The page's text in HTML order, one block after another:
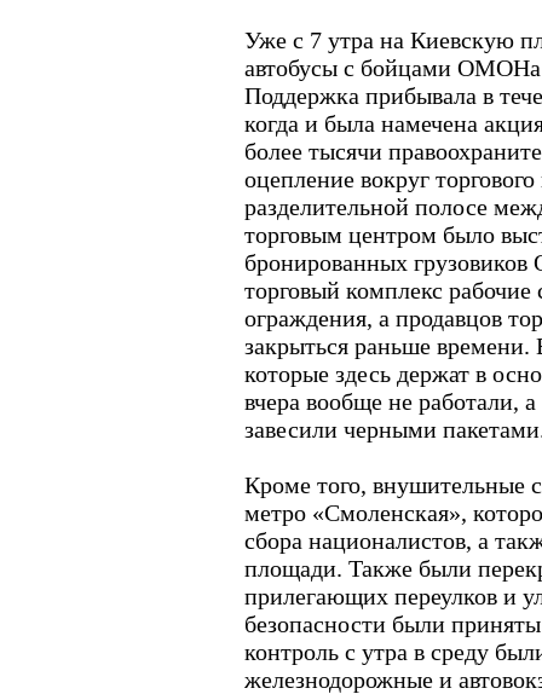
Уже с 7 утра на Киевскую
автобусы с бойцами ОМОНа
Поддержка прибывала в
когда и была намечена
более тысячи
оцепление вокруг
разделительной полосе
торговым центром было
бронированных
торговый комплекс
ограждения, а продавцов
закрыться раньше времени.
которые здесь держат в
вчера вообще не работали,
завесили черными
Кроме того, внушительные
метро «Смоленская»,
сбора националистов, а
площади. Также были
прилегающих переулков и
безопасности были
контроль с утра в среду
железнодорожные и